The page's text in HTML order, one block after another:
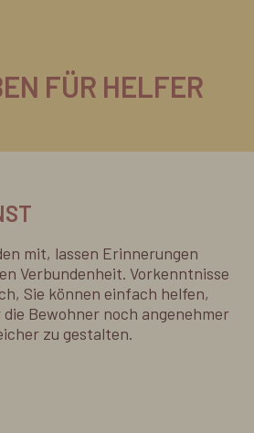
FÜR HELFER
mit, lassen Erinnerungen
Verbundenheit. Vorkenntnisse
Sie können einfach helfen,
Bewohner noch angenehmer
zu gestalten.